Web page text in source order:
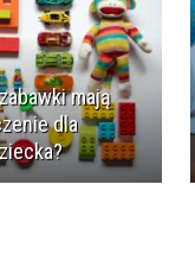
mają
dla